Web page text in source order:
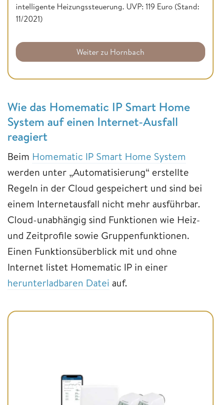
intelligente Heizungssteuerung. UVP: 119 Euro (Stand:
11/2021)
Weiter zu Hornbach
Wie das Homematic IP Smart Home
System auf einen Internet-Ausfall
reagiert
Beim Homematic IP Smart Home System
werden unter „Automatisierung“ erstellte
Regeln in der Cloud gespeichert und sind bei
einem Internetausfall nicht mehr ausführbar.
Cloud-unabhängig sind Funktionen wie Heiz-
und Zeitprofile sowie Gruppenfunktionen.
Einen Funktionsüberblick mit und ohne
Internet listet Homematic IP in einer
herunterladbaren Datei auf.